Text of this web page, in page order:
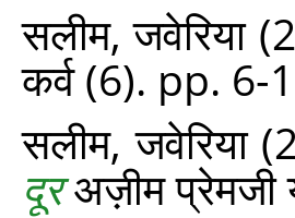
सलीम, जवेरिया
कर्व (6). pp. 6-
सलीम, जवेरिया
दूरअज़ीम प्रेमजी